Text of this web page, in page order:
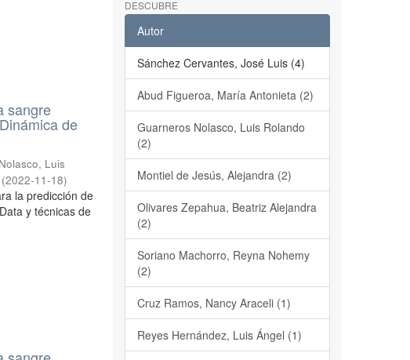
sangre
de
Luis
(2022-11-18)
la predicción de
y técnicas de
DESCUBRE
Autor
Sánchez Cervantes, José Luis (4)
Abud Figueroa, María Antonieta (2)
Guarneros Nolasco, Luis Rolando
(2)
Montiel de Jesús, Alejandra (2)
Olivares Zepahua, Beatriz Alejandra
(2)
Soriano Machorro, Reyna Nohemy
(2)
Cruz Ramos, Nancy Araceli (1)
Reyes Hernández, Luis Ángel (1)